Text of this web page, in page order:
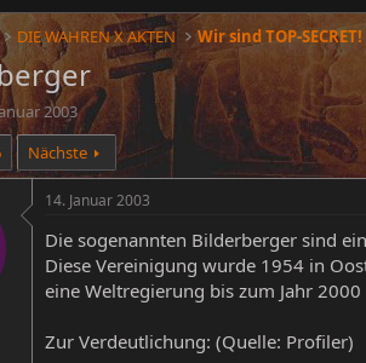
DIE WAHREN X AKTEN Wir sind TOP-SECRET!
2003
Nächste
14. Januar 2003
Die sogenannten Bilderberger sind
Diese Vereinigung wurde 1954 in
eine Weltregierung bis zum Jahr
Zur Verdeutlichung: (Quelle: Profiler)